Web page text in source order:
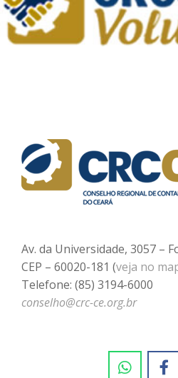
Av. da Universidade, 3057 –
CEP – 60020-181 (veja no
Telefone: (85) 3194-6000
conselho@crc-ce.org.br